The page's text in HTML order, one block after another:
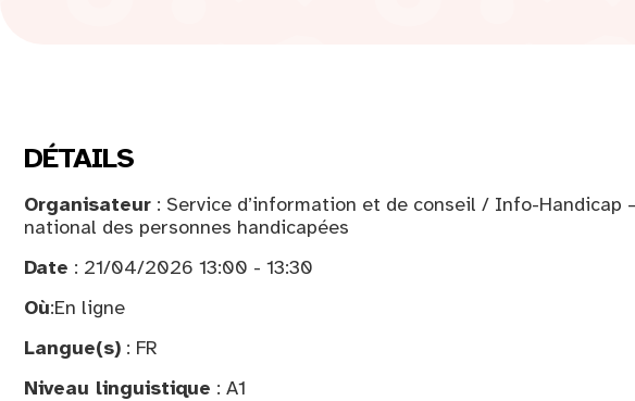
DÉTAILS
Organisateur : Service d’information et de conseil / Info-Handicap
national des personnes handicapées
Date : 21/04/2026 13:00 - 13:30
Où:En ligne
Langue(s) : FR
Niveau linguistique : A1